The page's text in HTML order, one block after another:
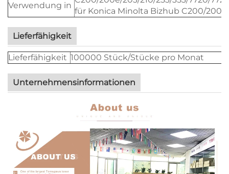
Verwendung in
für Konica Minolta Bizhub C200/200e/
Lieferfähigkeit
Lieferfähigkeit 100000 Stück/Stücke pro Monat
Unternehmensinformationen